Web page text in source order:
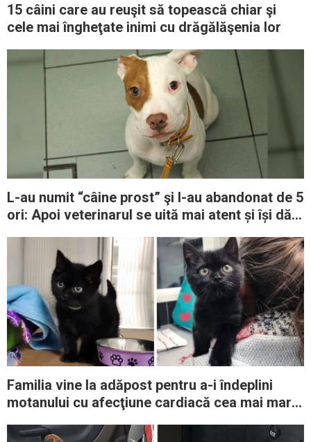
15 câini care au reuşit să topească chiar şi
cele mai îngheţate inimi cu drăgălăşenia lor
L-au numit “câine prost” şi l-au abandonat de 5
ori: Apoi veterinarul se uită mai atent și își dă
Familia vine la adăpost pentru a-i îndeplini
motanului cu afecţiune cardiacă cea mai mare